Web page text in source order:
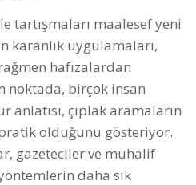
tartışmaları maalesef yeni
karanlık uygulamaları,
hafızalardan
noktada, birçok insan
anlatısı, çıplak aramaların
olduğunu gösteriyor.
gazeteciler ve muhalif
daha sık